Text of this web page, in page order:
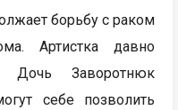
борьбу с раком
Артистка давно
Заворотнюк
себе позволить